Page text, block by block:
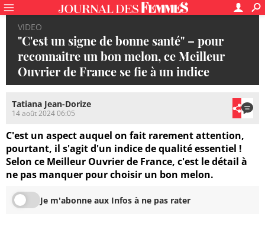
VIDEO
"C'est un signe de bonne santé" – pour
reconnaitre un bon melon, ce Meilleur
Ouvrier de France se fie à un indice
Tatiana Jean-Dorize
14 août 2024 06:05
C'est un aspect auquel on fait rarement attention,
pourtant, il s'agit d'un indice de qualité essentiel !
Selon ce Meilleur Ouvrier de France, c'est le détail à
ne pas manquer pour choisir un bon melon.
Je m'abonne aux Infos à ne pas rater